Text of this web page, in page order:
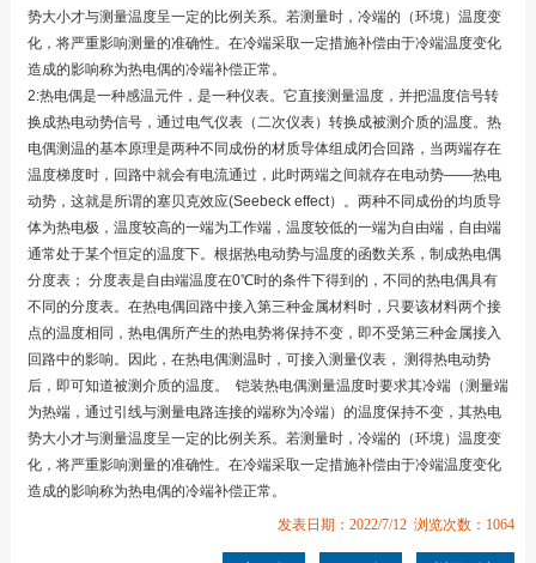
势大小才与测量温度呈一定的比例关系。若测量时，冷端的（环境）温度变
化，将严重影响测量的准确性。在冷端采取一定措施补偿由于冷端温度变化
造成的影响称为热电偶的冷端补偿正常。
2:热电偶是一种感温元件，是一种仪表。它直接测量温度，并把温度信号转
换成热电动势信号，通过电气仪表（二次仪表）转换成被测介质的温度。热
电偶测温的基本原理是两种不同成份的材质导体组成闭合回路，当两端存在
温度梯度时，回路中就会有电流通过，此时两端之间就存在电动势——热电
动势，这就是所谓的塞贝克效应(Seebeck effect）。两种不同成份的均质导
体为热电极，温度较高的一端为工作端，温度较低的一端为自由端，自由端
通常处于某个恒定的温度下。根据热电动势与温度的函数关系，制成热电偶
分度表； 分度表是自由端温度在0℃时的条件下得到的，不同的热电偶具有
不同的分度表。在热电偶回路中接入第三种金属材料时，只要该材料两个接
点的温度相同，热电偶所产生的热电势将保持不变，即不受第三种金属接入
回路中的影响。因此，在热电偶测温时，可接入测量仪表， 测得热电动势
后，即可知道被测介质的温度。 铠装热电偶测量温度时要求其冷端（测量端
为热端，通过引线与测量电路连接的端称为冷端）的温度保持不变，其热电
势大小才与测量温度呈一定的比例关系。若测量时，冷端的（环境）温度变
化，将严重影响测量的准确性。在冷端采取一定措施补偿由于冷端温度变化
造成的影响称为热电偶的冷端补偿正常。
发表日期：2022/7/12 浏览次数：1064